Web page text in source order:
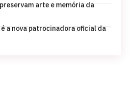
arte e memória da
a nova patrocinadora oficial da